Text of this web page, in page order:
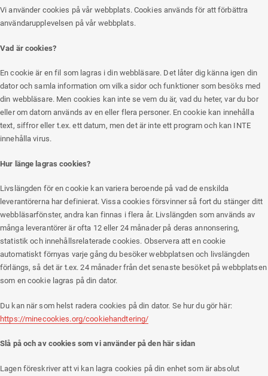
Vi använder cookies på vår webbplats. Cookies används för att förbättra
användarupplevelsen på vår webbplats.
Vad är cookies?
En cookie är en fil som lagras i din webbläsare. Det låter dig känna igen din
dator och samla information om vilka sidor och funktioner som besöks med
din webbläsare. Men cookies kan inte se vem du är, vad du heter, var du bor
eller om datorn används av en eller flera personer. En cookie kan innehålla
text, siffror eller t.ex. ett datum, men det är inte ett program och kan INTE
innehålla virus.
Hur länge lagras cookies?
Livslängden för en cookie kan variera beroende på vad de enskilda
leverantörerna har definierat. Vissa cookies försvinner så fort du stänger ditt
webbläsarfönster, andra kan finnas i flera år. Livslängden som används av
många leverantörer är ofta 12 eller 24 månader på deras annonsering,
statistik och innehållsrelaterade cookies. Observera att en cookie
automatiskt förnyas varje gång du besöker webbplatsen och livslängden
förlängs, så det är t.ex. 24 månader från det senaste besöket på webbplatsen
som en cookie lagras på din dator.
Du kan när som helst radera cookies på din dator. Se hur du gör här:
https://minecookies.org/cookiehandtering/
Slå på och av cookies som vi använder på den här sidan
Lagen föreskriver att vi kan lagra cookies på din enhet som är absolut